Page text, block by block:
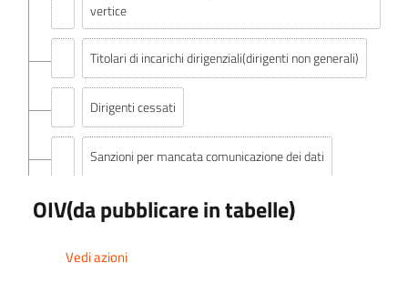
vertice
Titolari di incarichi dirigenziali(dirigenti non generali)
Dirigenti cessati
Sanzioni per mancata comunicazione dei dati
Posizioni organizzative
Dotazione organica
OIV(da pubblicare in tabelle)
Vedi azioni